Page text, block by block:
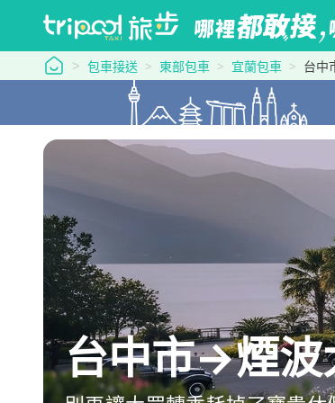
tripool 旅步
包車接送 東部包車 宜蘭包車 台中
台中市→煙波